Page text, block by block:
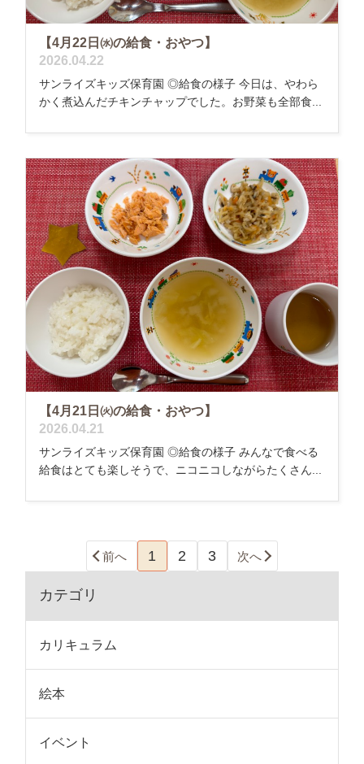
【4月22日㈬の給食・おやつ】
2026.04.22
サンライズキッズ保育園 ◎給食の様子 今日は、やわら
かく煮込んだチキンチャップでした。お野菜も全部食...
【4月21日㈫の給食・おやつ】
2026.04.21
サンライズキッズ保育園 ◎給食の様子 みんなで食べる
給食はとても楽しそうで、ニコニコしながらたくさん...
前へ 1 2 3 次へ
カテゴリ
カリキュラム
絵本
イベント